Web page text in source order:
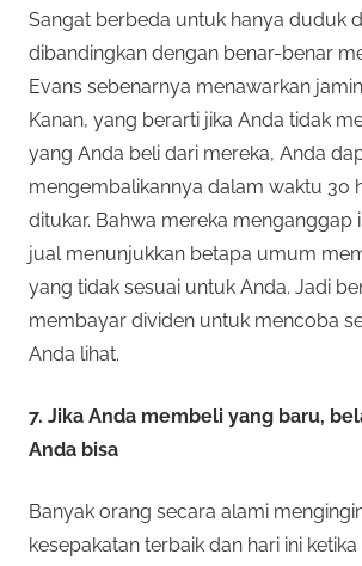
Sangat berbeda untuk hanya duduk
dibandingkan dengan benar-benar
Evans sebenarnya menawarkan
Kanan, yang berarti jika Anda tidak
yang Anda beli dari mereka, Anda
mengembalikannya dalam waktu 30
ditukar. Bahwa mereka menganggap
jual menunjukkan betapa umum
yang tidak sesuai untuk Anda. Jadi
membayar dividen untuk mencoba
Anda lihat.
7. Jika Anda membeli yang baru,
Anda bisa
Banyak orang secara alami
kesepakatan terbaik dan hari ini